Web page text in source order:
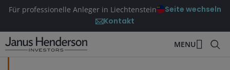
Für professionelle Anleger in Liechtenstein
Seite wechseln
Kontakt
MENU